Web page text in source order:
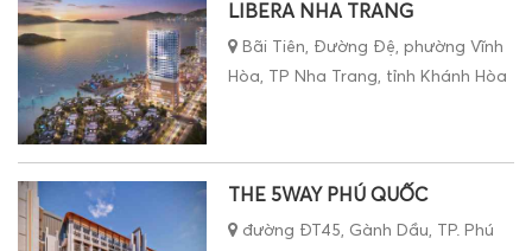
LIBERA NHA TRANG
Bãi Tiên, Đường Đệ, phường Vĩnh
Hòa, TP Nha Trang, tỉnh Khánh Hòa
THE 5WAY PHÚ QUỐC
đường ĐT45, Gành Dầu, TP. Phú